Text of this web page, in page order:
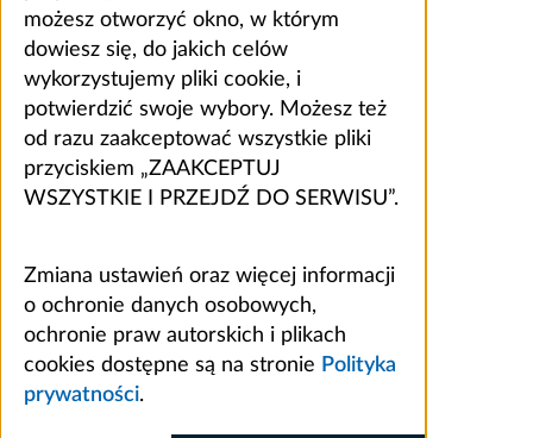
możesz otworzyć okno, w którym
dowiesz się, do jakich celów
wykorzystujemy pliki cookie, i
potwierdzić swoje wybory. Możesz też
od razu zaakceptować wszystkie pliki
przyciskiem „ZAAKCEPTUJ
WSZYSTKIE I PRZEJDŹ DO SERWISU”.
Zmiana ustawień oraz więcej informacji
o ochronie danych osobowych,
ochronie praw autorskich i plikach
cookies dostępne są na stronie Polityka
prywatności.